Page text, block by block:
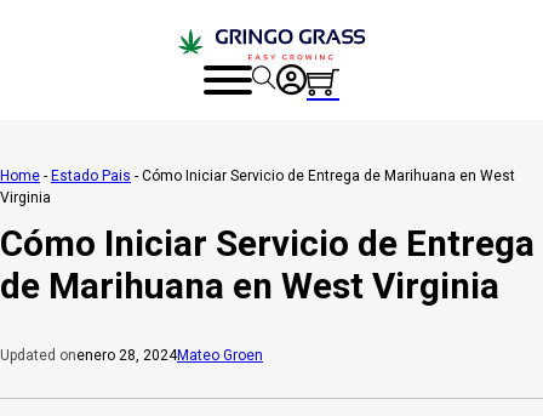
Home - Estado Pais - Cómo Iniciar Servicio de Entrega de Marihuana en West
Virginia
Cómo Iniciar Servicio de Entrega
de Marihuana en West Virginia
Updated onenero 28, 2024Mateo Groen